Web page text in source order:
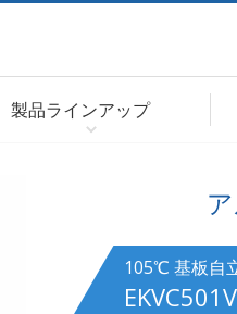
製品ラインアップ
105℃ 基板自